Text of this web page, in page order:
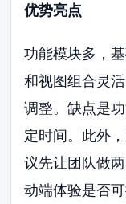
优势亮点
功能模块多，
和视图组合灵
调整。缺点是
定时间。此外
议先让团队做
动端体验是否可